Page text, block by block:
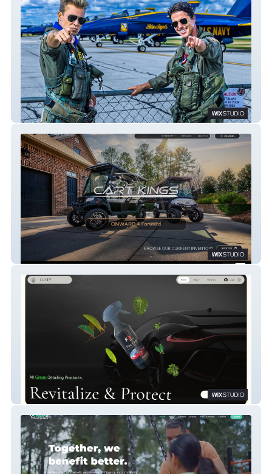
California Maverick
Cart Kings
Elite